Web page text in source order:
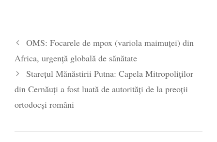
OMS: Focarele de mpox (variola maimuței) din
Africa, urgență globală de sănătate
Starețul Mănăstirii Putna: Capela Mitropoliților
din Cernăuți a fost luată de autorități de la preoții
ortodocși români